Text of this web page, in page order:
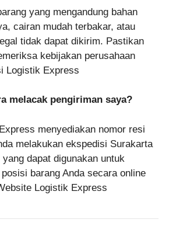
yang mengandung bahan
cairan mudah terbakar, atau
tidak dapat dikirim. Pastikan
kebijakan perusahaan
Logistik Express
melacak pengiriman saya?
menyediakan nomor resi
melakukan ekspedisi Surakarta
yang dapat digunakan untuk
barang Anda secara online
Logistik Express